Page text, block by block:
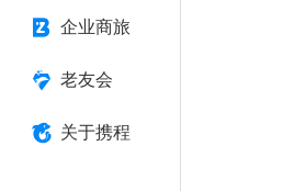
企业商旅
老友会
关于携程